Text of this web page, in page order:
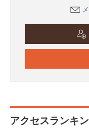
アクセスランキ